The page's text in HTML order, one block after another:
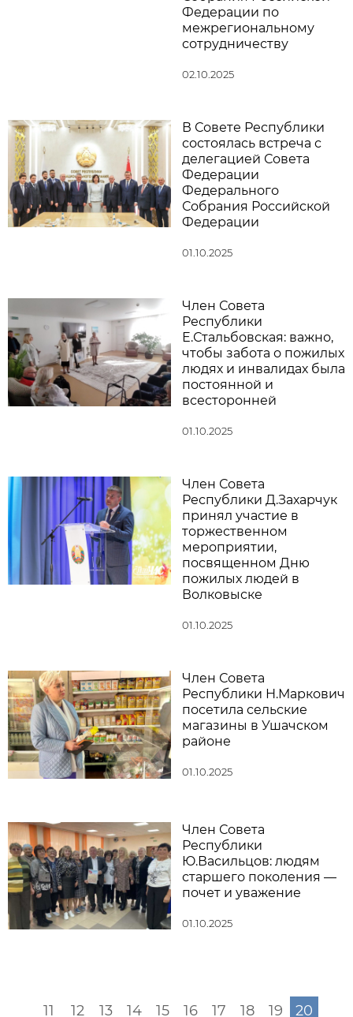
Федерации по
межрегиональному
сотрудничеству
02.10.2025
В Совете Республики
состоялась встреча с
делегацией Совета
Федерации
Федерального
Собрания Российской
Федерации
01.10.2025
Член Совета
Республики
Е.Стальбовская: важно,
чтобы забота о пожилых
людях и инвалидах была
постоянной и
всесторонней
01.10.2025
Член Совета
Республики Д.Захарчук
принял участие в
торжественном
мероприятии,
посвященном Дню
пожилых людей в
Волковыске
01.10.2025
Член Совета
Республики Н.Маркович
посетила сельские
магазины в Ушачском
районе
01.10.2025
Член Совета
Республики
Ю.Васильцов: людям
старшего поколения —
почет и уважение
01.10.2025
11 12 13 14 15 16 17 18 19 20